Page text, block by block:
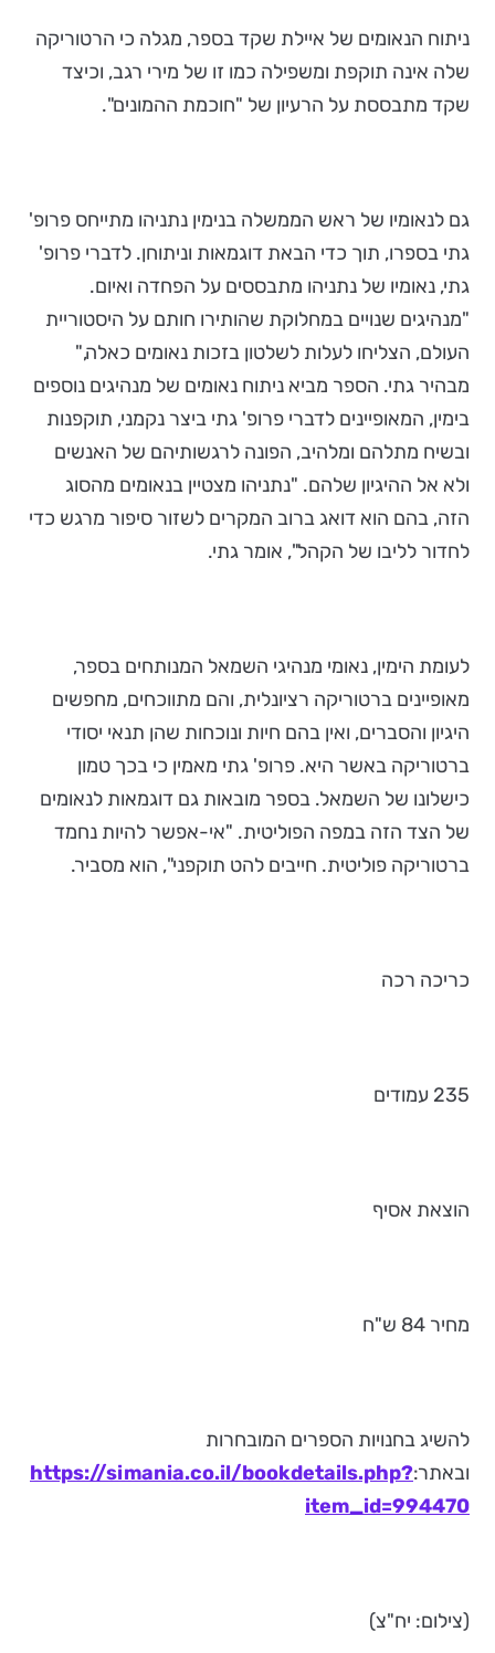
ניתוח הנאומים של איילת שקד בספר, מגלה כי הרטוריקה
שלה אינה תוקפת ומשפילה כמו זו של מירי רגב, וכיצד
שקד מתבססת על הרעיון של "חוכמת ההמונים".
גם לנאומיו של ראש הממשלה בנימין נתניהו מתייחס פרופ'
גתי בספרו, תוך כדי הבאת דוגמאות וניתוחן. לדברי פרופ'
גתי, נאומיו של נתניהו מתבססים על הפחדה ואיום.
"מנהיגים שנויים במחלוקת שהותירו חותם על היסטוריית
העולם, הצליחו לעלות לשלטון בזכות נאומים כאלה,"
מבהיר גתי. הספר מביא ניתוח נאומים של מנהיגים נוספים
בימין, המאופיינים לדברי פרופ' גתי ביצר נקמני, תוקפנות
ובשיח מתלהם ומלהיב, הפונה לרגשותיהם של האנשים
ולא אל ההיגיון שלהם. "נתניהו מצטיין בנאומים מהסוג
הזה, בהם הוא דואג ברוב המקרים לשזור סיפור מרגש כדי
לחדור לליבו של הקהל", אומר גתי.
לעומת הימין, נאומי מנהיגי השמאל המנותחים בספר,
מאופיינים ברטוריקה רציונלית, והם מתווכחים, מחפשים
היגיון והסברים, ואין בהם חיות ונוכחות שהן תנאי יסודי
ברטוריקה באשר היא. פרופ' גתי מאמין כי בכך טמון
כישלונו של השמאל. בספר מובאות גם דוגמאות לנאומים
של הצד הזה במפה הפוליטית. "אי-אפשר להיות נחמד
ברטוריקה פוליטית. חייבים להט תוקפני", הוא מסביר.
כריכה רכה
235 עמודים
הוצאת אסיף
מחיר 84 ש"ח
להשיג בחנויות הספרים המובחרות
ובאתר:https://simania.co.il/bookdetails.php?
item_id=994470
(צילום: יח"צ)